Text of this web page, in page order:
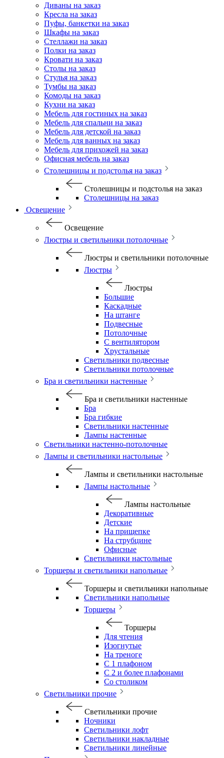
Диваны на заказ
Кресла на заказ
Пуфы, банкетки на заказ
Шкафы на заказ
Стеллажи на заказ
Полки на заказ
Кровати на заказ
Столы на заказ
Стулья на заказ
Тумбы на заказ
Комоды на заказ
Кухни на заказ
Мебель для гостиных на заказ
Мебель для спальни на заказ
Мебель для детской на заказ
Мебель для ванных на заказ
Мебель для прихожей на заказ
Офисная мебель на заказ
Столешницы и подстолья на заказ
Столешницы и подстолья на заказ
Столешницы на заказ
Освещение
Освещение
Люстры и светильники потолочные
Люстры и светильники потолочные
Люстры
Люстры
Большие
Каскадные
На штанге
Подвесные
Потолочные
С вентилятором
Хрустальные
Светильники подвесные
Светильники потолочные
Бра и светильники настенные
Бра и светильники настенные
Бра
Бра гибкие
Светильники настенные
Лампы настенные
Светильники настенно-потолочные
Лампы и светильники настольные
Лампы и светильники настольные
Лампы настольные
Лампы настольные
Декоративные
Детские
На прищепке
На струбцине
Офисные
Светильники настольные
Торшеры и светильники напольные
Торшеры и светильники напольные
Светильники напольные
Торшеры
Торшеры
Для чтения
Изогнутые
На треноге
С 1 плафоном
С 2 и более плафонами
Со столиком
Светильники прочие
Светильники прочие
Ночники
Светильники лофт
Светильники накладные
Светильники линейные